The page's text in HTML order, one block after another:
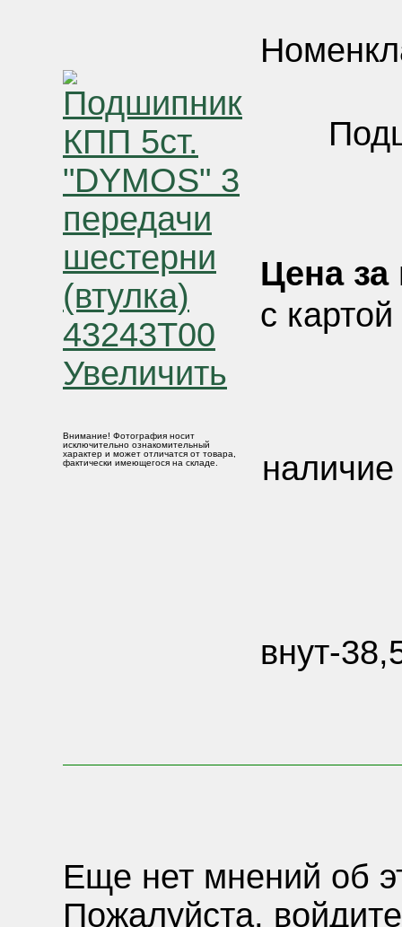
Увеличить
Внимание! Фотография носит
исключительно ознакомительный
характер и может отличатся от товара,
фактически имеющегося на складе.
Цена
с
внут-
Еще нет мнений об
Пожалуйста,